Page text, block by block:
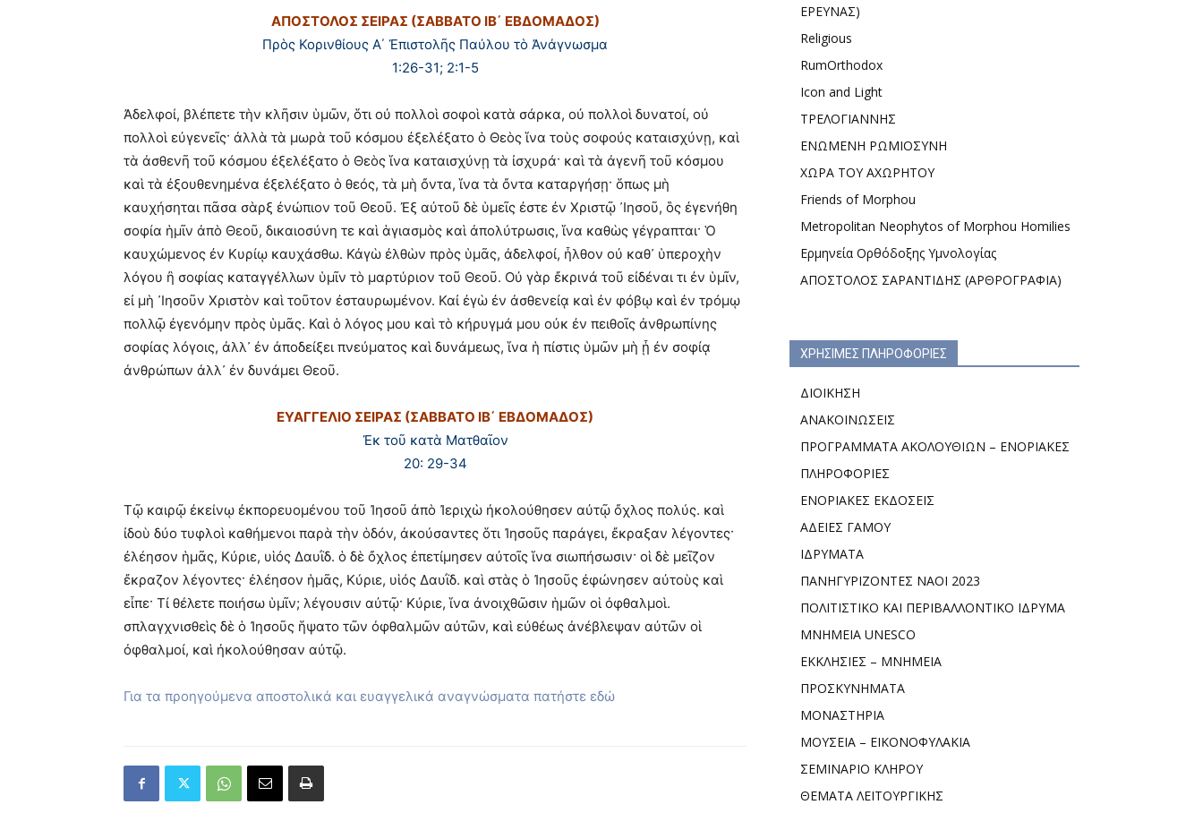
ΑΠΟΣΤΟΛΟΣ ΣΕΙΡΑΣ (ΣΑΒΒΑΤΟ ΙΒ΄ ΕΒΔΟΜΑΔΟΣ)
Πρὸς Κορινθίους Α΄ Ἐπιστολῆς Παύλου τὸ Ἀνάγνωσμα
1:26-31; 2:1-5
Ἀδελφοί, βλέπετε τὴν κλῆσιν ὑμῶν, ὅτι οὐ πολλοὶ σοφοὶ κατὰ σάρκα, οὐ πολλοὶ δυνατοί, οὐ
πολλοὶ εὐγενεῖς· ἀλλὰ τὰ μωρὰ τοῦ κόσμου ἐξελέξατο ὁ Θεὸς ἵνα τοὺς σοφούς καταισχύνῃ, καὶ
τὰ ἀσθενῆ τοῦ κόσμου ἐξελέξατο ὁ Θεὸς ἵνα καταισχύνῃ τὰ ἰσχυρά· καὶ τὰ ἀγενῆ τοῦ κόσμου
καὶ τὰ ἐξουθενημένα ἐξελέξατο ὁ θεός, τὰ μὴ ὄντα, ἵνα τὰ ὄντα καταργήσῃ· ὅπως μὴ
καυχήσηται πᾶσα σὰρξ ἐνώπιον τοῦ Θεοῦ. Ἐξ αὐτοῦ δὲ ὑμεῖς ἐστε ἐν Χριστῷ ᾽Ιησοῦ, ὃς ἐγενήθη
σοφία ἡμῖν ἀπὸ Θεοῦ, δικαιοσύνη τε καὶ ἁγιασμὸς καὶ ἀπολύτρωσις, ἵνα καθὼς γέγραπται· Ὁ
καυχώμενος ἐν Κυρίῳ καυχάσθω. Κἀγὼ ἐλθὼν πρὸς ὑμᾶς, ἀδελφοί, ἦλθον οὐ καθ᾽ ὑπεροχὴν
λόγου ἢ σοφίας καταγγέλλων ὑμῖν τὸ μαρτύριον τοῦ Θεοῦ. Οὐ γὰρ ἔκρινά τοῦ εἰδέναι τι ἐν ὑμῖν,
εἰ μὴ ᾽Ιησοῦν Χριστὸν καὶ τοῦτον ἐσταυρωμένον. Καἰ ἐγὼ ἐν ἀσθενείᾳ καὶ ἐν φόβῳ καὶ ἐν τρόμῳ
πολλῷ ἐγενόμην πρὸς ὑμᾶς. Καὶ ὁ λόγος μου καὶ τὸ κήρυγμά μου οὐκ ἐν πειθοῖς ἀνθρωπίνης
σοφίας λόγοις, ἀλλ᾽ ἐν ἀποδείξει πνεύματος καὶ δυνάμεως, ἵνα ἡ πίστις ὑμῶν μὴ ᾖ ἐν σοφίᾳ
ἀνθρώπων ἀλλ᾽ ἐν δυνάμει Θεοῦ.
ΕΥΑΓΓΕΛΙΟ ΣΕΙΡΑΣ (ΣΑΒΒΑΤΟ ΙΒ΄ ΕΒΔΟΜΑΔΟΣ)
Ἐκ τοῦ κατὰ Ματθαῖον
20: 29-34
Τῷ καιρῷ ἐκείνῳ ἐκπορευομένου τοῦ Ἰησοῦ ἀπὸ Ἰεριχὼ ἠκολούθησεν αὐτῷ ὄχλος πολύς. καὶ
ἰδοὺ δύο τυφλοὶ καθήμενοι παρὰ τὴν ὁδόν, ἀκούσαντες ὅτι Ἰησοῦς παράγει, ἔκραξαν λέγοντες·
ἐλέησον ἡμᾶς, Κύριε, υἱός Δαυῒδ. ὁ δὲ ὄχλος ἐπετίμησεν αὐτοῖς ἵνα σιωπήσωσιν· οἱ δὲ μεῖζον
ἔκραζον λέγοντες· ἐλέησον ἡμᾶς, Κύριε, υἱός Δαυῒδ. καὶ στὰς ὁ Ἰησοῦς ἐφώνησεν αὐτοὺς καὶ
εἶπε· Τί θέλετε ποιήσω ὑμῖν; λέγουσιν αὐτῷ· Κύριε, ἵνα ἀνοιχθῶσιν ἡμῶν οἱ ὀφθαλμοὶ.
σπλαγχνισθεὶς δὲ ὁ Ἰησοῦς ἥψατο τῶν ὀφθαλμῶν αὐτῶν, καὶ εὐθέως ἀνέβλεψαν αὐτῶν οἱ
ὀφθαλμοί, καὶ ἠκολούθησαν αὐτῷ.
Για τα προηγούμενα αποστολικά και ευαγγελικά αναγνώσματα πατήστε εδώ
ΕΡΕΥΝΑΣ)
Religious
RumOrthodox
Icon and Light
ΤΡΕΛΟΓΙΑΝΝΗΣ
ΕΝΩΜΕΝΗ ΡΩΜΙΟΣΥΝΗ
ΧΩΡΑ ΤΟΥ ΑΧΩΡΗΤΟΥ
Friends of Morphou
Metropolitan Neophytos of Morphou Homilies
Ερμηνεία Ορθόδοξης Υμνολογίας
ΑΠΟΣΤΟΛΟΣ ΣΑΡΑΝΤΙΔΗΣ (ΑΡΘΡΟΓΡΑΦΙΑ)
ΧΡΗΣΙΜΕΣ ΠΛΗΡΟΦΟΡΙΕΣ
ΔΙΟΙΚΗΣΗ
ΑΝΑΚΟΙΝΩΣΕΙΣ
ΠΡΟΓΡΑΜΜΑΤΑ ΑΚΟΛΟΥΘΙΩΝ – ΕΝΟΡΙΑΚΕΣ
ΠΛΗΡΟΦΟΡΙΕΣ
ΕΝΟΡΙΑΚΕΣ ΕΚΔΟΣΕΙΣ
ΑΔΕΙΕΣ ΓΑΜΟΥ
ΙΔΡΥΜΑΤΑ
ΠΑΝΗΓΥΡΙΖΟΝΤΕΣ ΝΑΟΙ 2023
ΠΟΛΙΤΙΣΤΙΚΟ ΚΑΙ ΠΕΡΙΒΑΛΛΟΝΤΙΚΟ ΙΔΡΥΜΑ
ΜΝΗΜΕΙΑ UNESCO
ΕΚΚΛΗΣΙΕΣ – ΜΝΗΜΕΙΑ
ΠΡΟΣΚΥΝΗΜΑΤΑ
ΜΟΝΑΣΤΗΡΙΑ
ΜΟΥΣΕΙΑ – ΕΙΚΟΝΟΦΥΛΑΚΙΑ
ΣΕΜΙΝΑΡΙΟ ΚΛΗΡΟΥ
ΘΕΜΑΤΑ ΛΕΙΤΟΥΡΓΙΚΗΣ